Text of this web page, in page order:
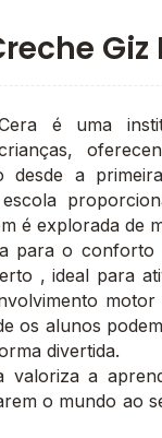
Giz
é uma
desde a
é explorada de
para o
, ideal para
os alunos
divertida.
a
o mundo ao